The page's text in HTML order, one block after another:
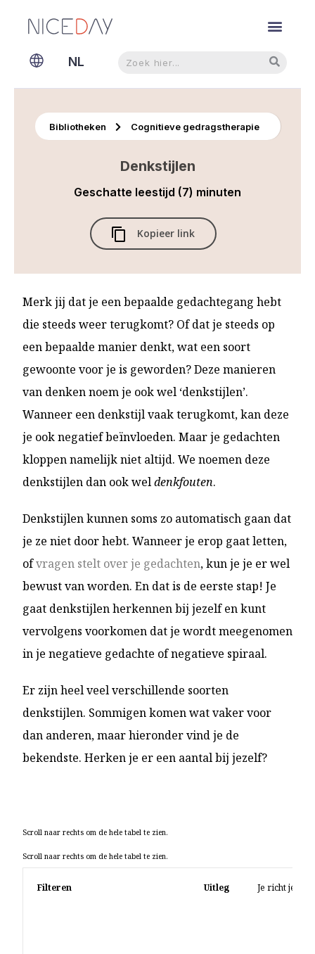
NL
EN
Bibliotheken Cognitieve gedragstherapie
Denkstijlen
Geschatte leestijd (7) minuten
Kopieer link
Merk jij dat je een bepaalde gedachtegang hebt
die steeds weer terugkomt? Of dat je steeds op
een bepaalde manier denkt, wat een soort
gewoonte voor je is geworden? Deze manieren
van denken noem je ook wel ‘denkstijlen’.
Wanneer een denkstijl vaak terugkomt, kan deze
je ook negatief beïnvloeden. Maar je gedachten
kloppen namelijk niet altijd. We noemen deze
denkstijlen dan ook weldenkfouten.
Denkstijlen kunnen soms zo automatisch gaan dat
je ze niet door hebt. Wanneer je erop gaat letten,
ofvragen stelt over je gedachten, kun je je er wel
bewust van worden. En dat is de eerste stap! Je
gaat denkstijlen herkennen bij jezelf en kunt
vervolgens voorkomen dat je wordt meegenomen
in je negatieve gedachte of negatieve spiraal.
Er zijn heel veel verschillende soorten
denkstijlen. Sommigen komen wat vaker voor
dan anderen, maar hieronder vind je de
bekendste. Herken je er een aantal bij jezelf?
Filteren Uitleg Je richt je